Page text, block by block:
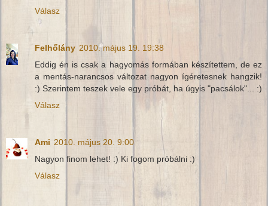
Válasz
Felhőlány 2010. május 19. 19:38
Eddig én is csak a hagyomás formában készítettem, de ez
a mentás-narancsos változat nagyon ígéretesnek hangzik!
:) Szerintem teszek vele egy próbát, ha úgyis "pacsálok"... :)
Válasz
Ami 2010. május 20. 9:00
Nagyon finom lehet! :) Ki fogom próbálni :)
Válasz